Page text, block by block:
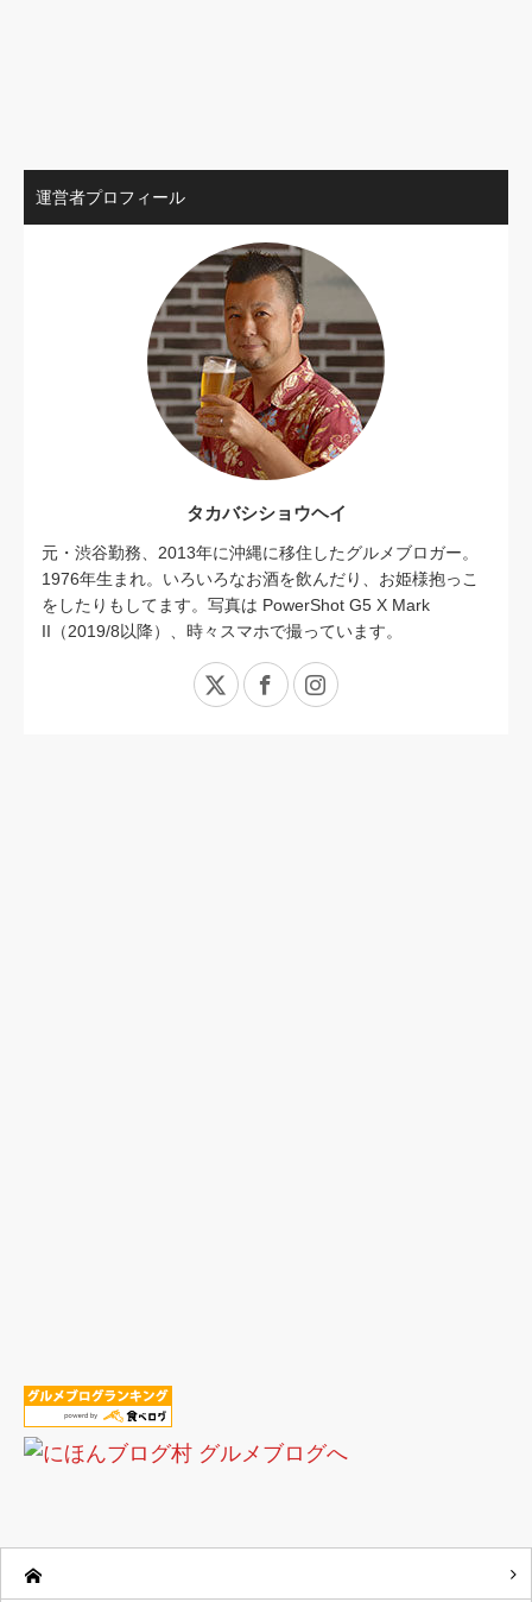
運営者プロフィール
タカバシショウヘイ
元・渋谷勤務、2013年に沖縄に移住したグルメブロガー。
1976年生まれ。いろいろなお酒を飲んだり、お姫様抱っこ
をしたりもしてます。写真は PowerShot G5 X Mark
II（2019/8以降）、時々スマホで撮っています。
X FacebookInstagram